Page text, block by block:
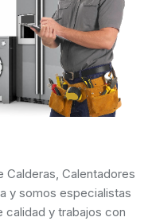
Calderas, Calentadores
y somos especialistas
y trabajos con